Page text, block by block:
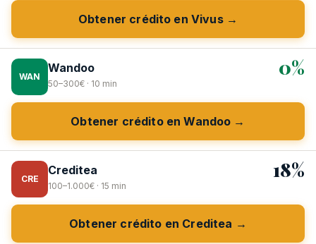
Obtener crédito en Vivus →
WAN
Wandoo
50–300€ · 10 min
0%
Obtener crédito en Wandoo →
CRE
Creditea
100–1.000€ · 15 min
18%
Obtener crédito en Creditea →